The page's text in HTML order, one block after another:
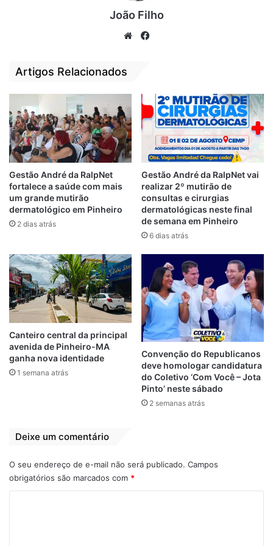
cursando Ciências Contábeis. Será um
diferencial cursos ou vivência na área
vagas@mourama.com.br
OPERADOR DE CAIXA (PESSOA COM
DEFICIÊNCIA) – Interessados devem enviar
currículo para:consultoriarhslz@gmail.com
MECÂNICO – Concessionária de veículos
busca mecânicos com experiência sólida na
área automotiva. Interessados devem enviar
currículo com o assunto “MECANICO” para
o e-mail:
vagas.saoluis@hotmail.com
ESTÁGIO RH – Apenas para alunos de
administração cuja a formação seja no
mínimo em 1 ano (descrever o período e
horário de curso no currículo). Não é
necessário experiência na área.
Interessados devem enviar currículo com o
assunto “ESTAGIO RH” para o e-mail:
vagas.saoluis@hotmail.com
MOTORISTA CATEGORIA D – Necessário ter
disponibilidade em horário integral.
curriculoabps@hotmail.com
PSICÓLOGO – Necessário ter experiência
em Psicologia Organizacional e T & D.
João Filho
We
Artigos Relacionados
Gestão André da RalpNet
fortalece a saúde com mais
um grande mutirão
dermatológico em Pinheiro
2 dias atrás
Gestão André da RalpNet vai
realizar 2º mutirão de
consultas e cirurgias
dermatológicas neste final
de semana em Pinheiro
6 dias atrás
Canteiro central da principal
avenida de Pinheiro-MA
ganha nova identidade
1 semana atrás
Convenção do Republicanos
deve homologar candidatura
do Coletivo ‘Com Você – Jota
Pinto’ neste sábado
2 semanas atrás
Deixe um comentário
O seu endereço de e-mail não será publicado. Campos
obrigatórios são marcados com *